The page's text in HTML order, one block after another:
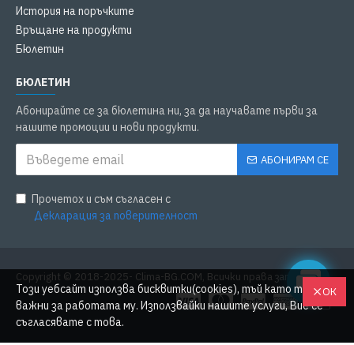
История на поръчките
Връщане на продукти
Бюлетин
БЮЛЕТИН
Абонирайте се за бюлетина ни, за да научавате първи за
нашите промоции и нови продукти.
АБОНИРАМ СЕ
Прочетох и съм съгласен с
Декларация за поверителност
Copyright © 2018-2025- Clima-BG.COM, Всички права запазени
ОК
Този уебсайт използва бисквитки(cookies), тъй като те са
важни за работата му. Използвайки нашите услуги, Вие се
съгласявате с това.